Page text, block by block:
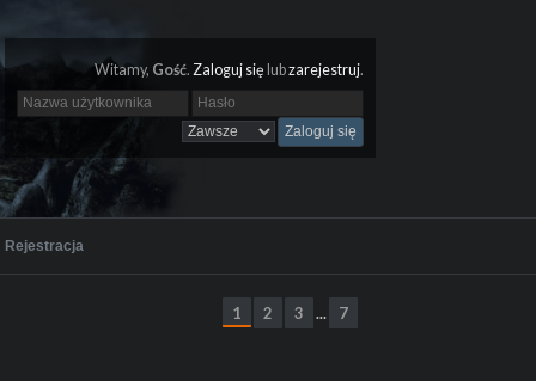
Witamy, Gość. Zaloguj się lubzarejestruj.
Rejestracja
1 2 3 ... 7